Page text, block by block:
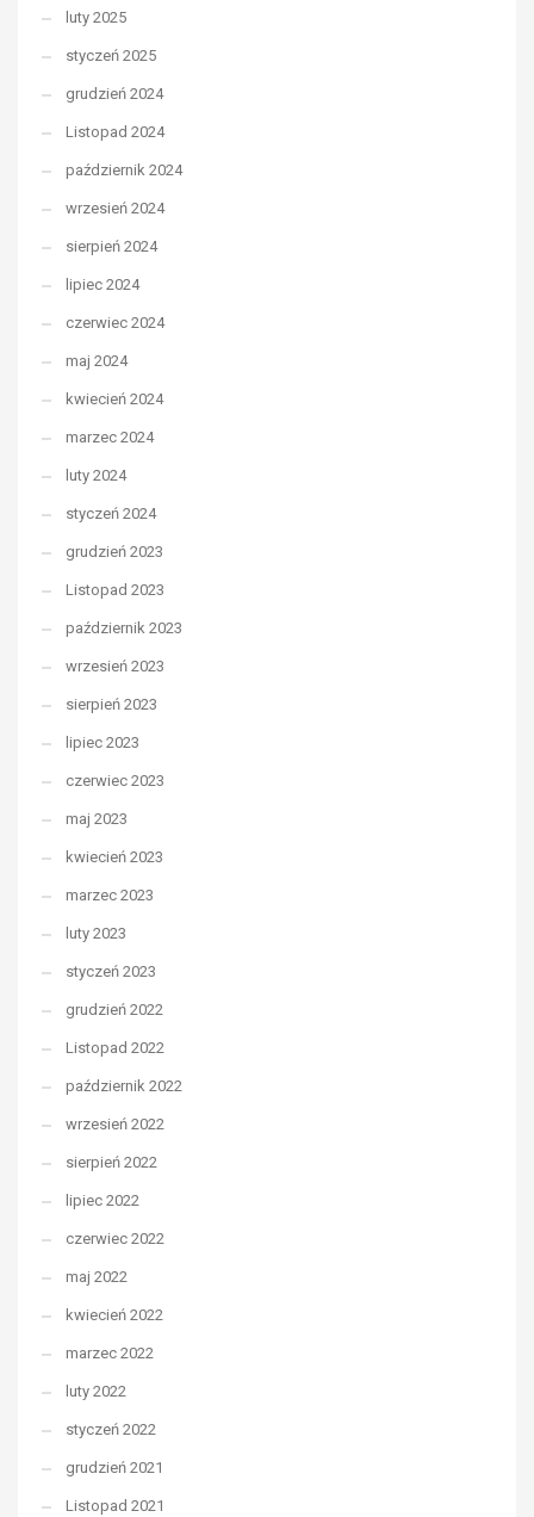
luty 2025
styczeń 2025
grudzień 2024
Listopad 2024
październik 2024
wrzesień 2024
sierpień 2024
lipiec 2024
czerwiec 2024
maj 2024
kwiecień 2024
marzec 2024
luty 2024
styczeń 2024
grudzień 2023
Listopad 2023
październik 2023
wrzesień 2023
sierpień 2023
lipiec 2023
czerwiec 2023
maj 2023
kwiecień 2023
marzec 2023
luty 2023
styczeń 2023
grudzień 2022
Listopad 2022
październik 2022
wrzesień 2022
sierpień 2022
lipiec 2022
czerwiec 2022
maj 2022
kwiecień 2022
marzec 2022
luty 2022
styczeń 2022
grudzień 2021
Listopad 2021